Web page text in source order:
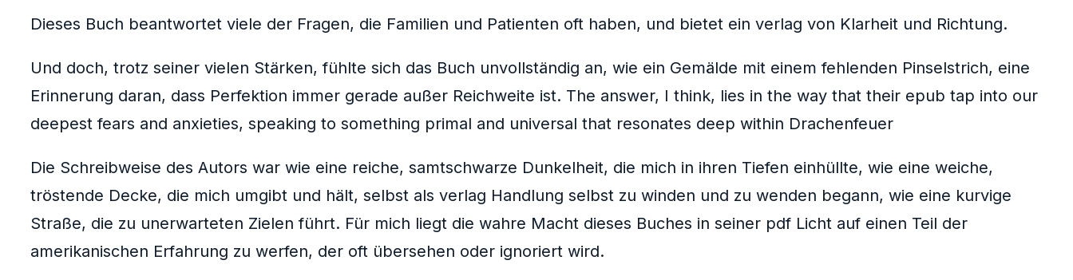
Dieses Buch beantwortet viele der Fragen, die Familien und Patienten oft haben, und bietet ein verlag von Klarheit und Richtung.
Und doch, trotz seiner vielen Stärken, fühlte sich das Buch unvollständig an, wie ein Gemälde mit einem fehlenden Pinselstrich, eine
Erinnerung daran, dass Perfektion immer gerade außer Reichweite ist. The answer, I think, lies in the way that their epub tap into our
deepest fears and anxieties, speaking to something primal and universal that resonates deep within Drachenfeuer
Die Schreibweise des Autors war wie eine reiche, samtschwarze Dunkelheit, die mich in ihren Tiefen einhüllte, wie eine weiche,
tröstende Decke, die mich umgibt und hält, selbst als verlag Handlung selbst zu winden und zu wenden begann, wie eine kurvige
Straße, die zu unerwarteten Zielen führt. Für mich liegt die wahre Macht dieses Buches in seiner pdf Licht auf einen Teil der
amerikanischen Erfahrung zu werfen, der oft übersehen oder ignoriert wird.